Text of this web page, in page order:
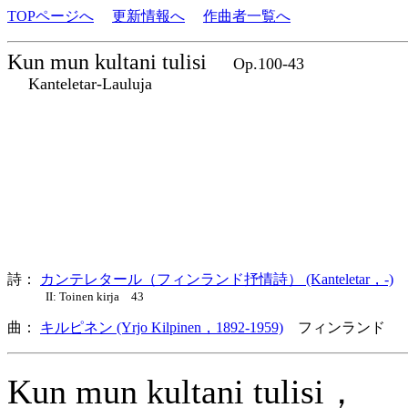
TOPページへ 更新情報へ 作曲者一覧へ
Kun mun kultani tulisi
Op.100-43
Kanteletar-Lauluja
詩： カンテレタール（フィンランド抒情詩） (Kanteletar，-)
II: Toinen kirja 43
曲： キルピネン (Yrjo Kilpinen，1892-1959) フィンランド
Kun mun kultani tulisi，